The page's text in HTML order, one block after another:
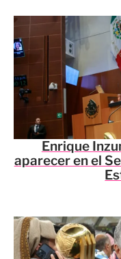
Enrique
aparecer en el